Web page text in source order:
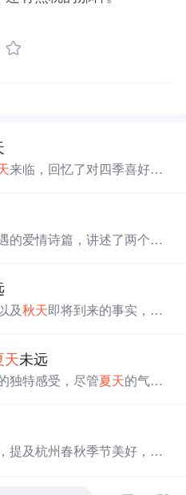
来临，回忆了对四季喜好的
同体验的感悟。
的爱情诗篇，讲述了两个季
及秋天即将到来的事实，虽
天未远
独特感受，尽管夏天的气息
化的感慨和对美好事物的留
提及杭州春秋季节美好， 夏